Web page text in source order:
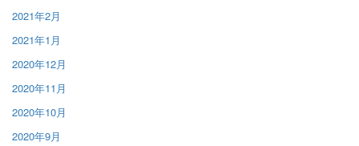
2021年2月
2021年1月
2020年12月
2020年11月
2020年10月
2020年9月